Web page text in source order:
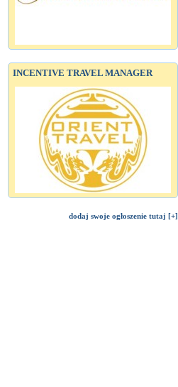
INCENTIVE TRAVEL MANAGER
dodaj swoje ogłoszenie tutaj [+]